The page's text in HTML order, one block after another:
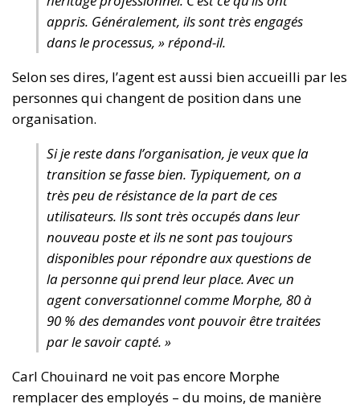
appris. Généralement, ils sont très engagés
dans le processus, » répond-il.
Selon ses dires, l’agent est aussi bien accueilli par les
personnes qui changent de position dans une
organisation.
Si je reste dans l’organisation, je veux que la
transition se fasse bien. Typiquement, on a
très peu de résistance de la part de ces
utilisateurs. Ils sont très occupés dans leur
nouveau poste et ils ne sont pas toujours
disponibles pour répondre aux questions de
la personne qui prend leur place. Avec un
agent conversationnel comme Morphe, 80 à
90 % des demandes vont pouvoir être traitées
par le savoir capté. »
Carl Chouinard ne voit pas encore Morphe
remplacer des employés – du moins, de manière